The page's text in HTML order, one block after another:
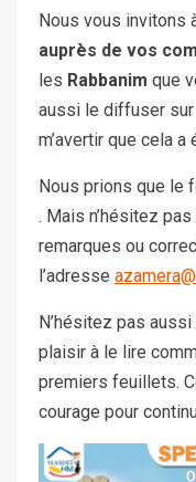
Nous vous invitons
auprès de vos
les Rabbanim que
aussi le diffuser
m’avertir que cela a
Nous prions que le
. Mais n’hésitez
remarques ou
l’adresse
N’hésitez pas
plaisir à le lire
premiers feuillets.
courage pour